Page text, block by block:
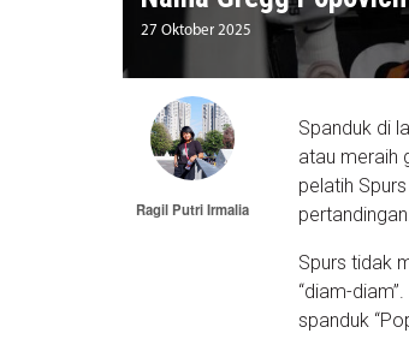
27 Oktober 2025
Ragil Putri Irmalia
Spanduk di
atau meraih
pelatih
Spurs tidak
“diam-
spanduk